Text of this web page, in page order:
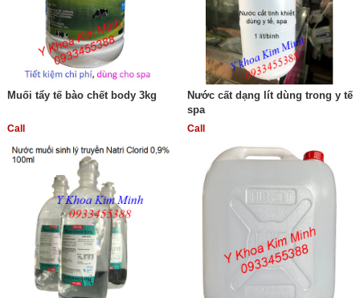
Muối tẩy tế bào chết body 3kg
Call
Nước cất dạng lít dùng trong y tế
spa
Call